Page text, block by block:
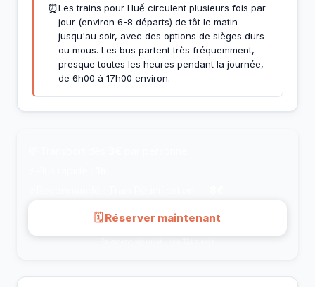
⏰Les trains pour Huế circulent plusieurs fois par
jour (environ 6-8 départs) de tôt le matin
jusqu'au soir, avec des options de sièges durs
ou mous. Les bus partent très fréquemment,
presque toutes les heures pendant la journée,
de 6h00 à 17h00 environ.
🗓 Réserver maintenant